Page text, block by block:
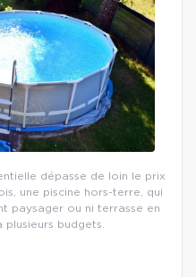
dépasse de loin le prix
une piscine hors-terre, qui
paysager ou ni terrasse en
budgets.